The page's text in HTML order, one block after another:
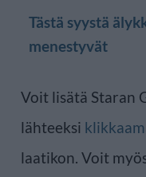
Tästä syystä
menestyvät
Voit lisätä Staran
lähteeksi
laatikon. Voit